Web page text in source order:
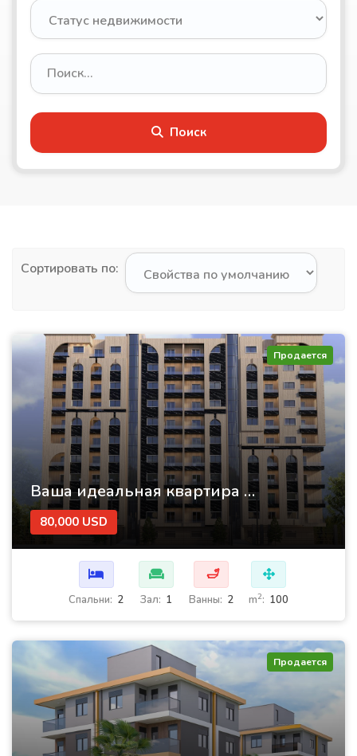
Поиск
Сортировать по:
Продается
Ваша идеальная квартира в проекте Думмар – Аль-Джазира 26 | Роскошь и комфорт в центре Дамаска
80,000 USD
Cпальни: 2 Зал: 1
🛁
Ванны: 2 m2: 100
Продается